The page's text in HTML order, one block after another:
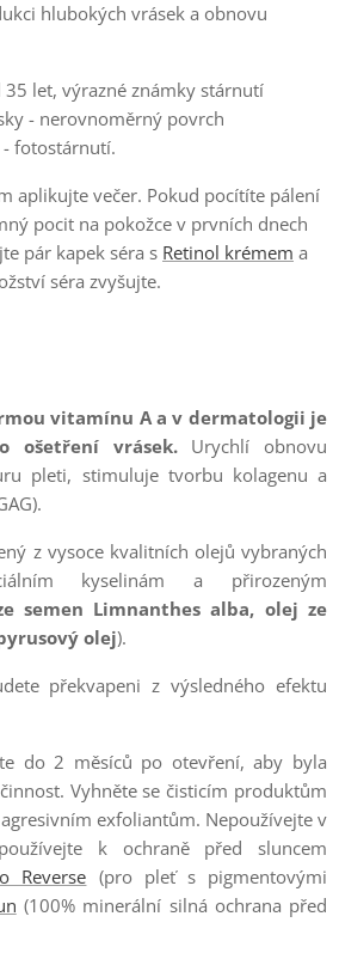
hlubokých vrásek a obnovu
35 let, výrazné známky stárnutí
- nerovnoměrný povrch
fotostárnutí.
aplikujte večer. Pokud pocítíte pálení
pocit na pokožce v prvních dnech
pár kapek séra s Retinol krémem a
séra zvyšujte.
vitamínu A a v dermatologii je
ošetření vrásek.Urychlí obnovu
pleti, stimuluje tvorbu kolagenu a
z vysoce kvalitních olejů vybraných
kyselinám a přirozeným
semen Limnanthes alba, olej ze
olej).
překvapeni z výsledného efektu
do 2 měsíců po otevření, aby byla
Vyhněte se čisticím produktům
exfoliantům. Nepoužívejte v
k ochraně před sluncem
Reverse (pro pleť s pigmentovými
(100% minerální silná ochrana před